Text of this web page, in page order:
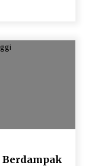
Berdampak